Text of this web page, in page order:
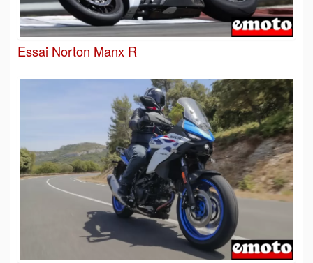
Essai Norton Manx R